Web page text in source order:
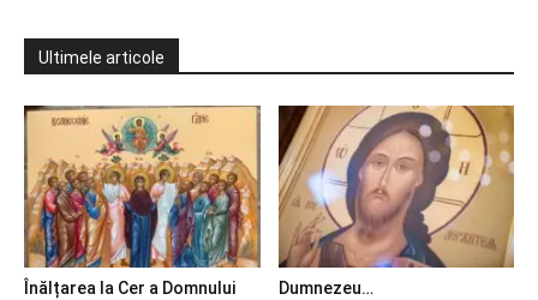
Ultimele articole
Înălțarea la Cer a Domnului
Dumnezeu…